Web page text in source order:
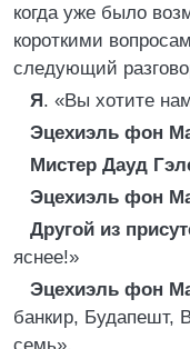
когда уже было
короткими
следующий
Я. «Вы хотите
Эцехиэль фон
Мистер Дауд
Эцехиэль фон
Другой из
яснее!»
Эцехиэль фон
банкир, Будапешт,